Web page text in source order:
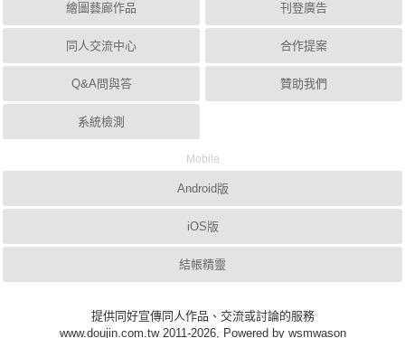
繪圖藝廊作品
同人交流中心
Q&A問與答
系統檢測
刊登廣告
合作提案
贊助我們
Mobile
Android版
iOS版
結帳精靈
提供同好宣傳同人作品、交流或討論的服務
www.doujin.com.tw 2011-2026, Powered by wsmwason